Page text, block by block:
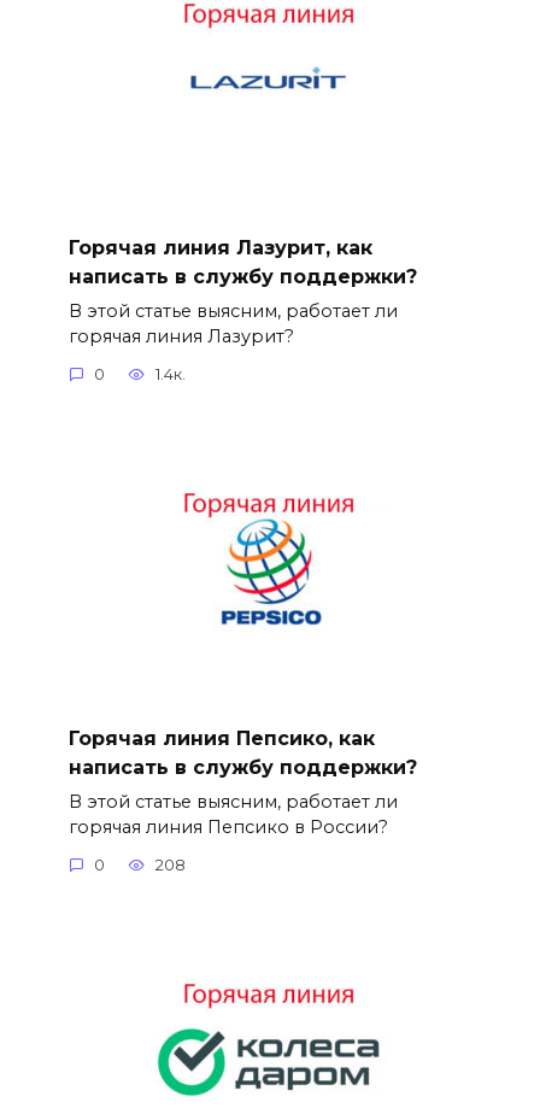
Горячая линия Лазурит, как
написать в службу поддержки?
В этой статье выясним, работает ли
горячая линия Лазурит?
0 1.4к.
Горячая линия Пепсико, как
написать в службу поддержки?
В этой статье выясним, работает ли
горячая линия Пепсико в России?
0 208